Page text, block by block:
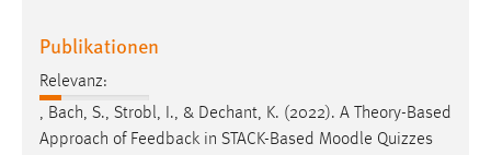
Publikationen
Relevanz:
, Bach, S., Strobl, I., & Dechant, K. (2022). A Theory-Based
Approach of Feedback in STACK-Based Moodle Quizzes